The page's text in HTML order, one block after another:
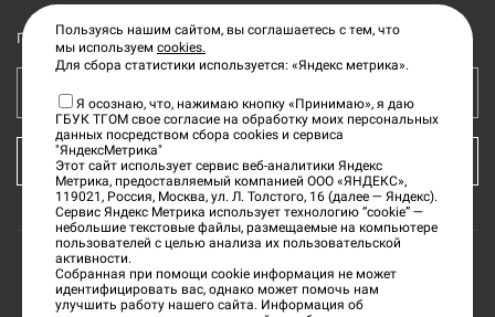
Подпишитесь на рассылку новостей
Ваш e-mail адрес
КУПИТЬ БИЛЕТ
2026«Тверской государственный объединенный
Пользуясь нашим сайтом, вы соглашаетесь с тем, что
мы используем cookies.
Для сбора статистики используется: «Яндекс метрика».
Я осознаю, что, нажимаю кнопку «Принимаю», я даю
ГБУК ТГОМ свое согласие на обработку моих персональных
данных посредством сбора cookies и сервиса
"ЯндексМетрика"
Этот сайт использует сервис веб-аналитики Яндекс
Метрика, предоставляемый компанией ООО «ЯНДЕКС»,
119021, Россия, Москва, ул. Л. Толстого, 16 (далее — Яндекс).
Сервис Яндекс Метрика использует технологию “cookie” —
небольшие текстовые файлы, размещаемые на компьютере
пользователей с целью анализа их пользовательской
активности.
Собранная при помощи cookie информация не может
идентифицировать вас, однако может помочь нам
улучшить работу нашего сайта. Информация об